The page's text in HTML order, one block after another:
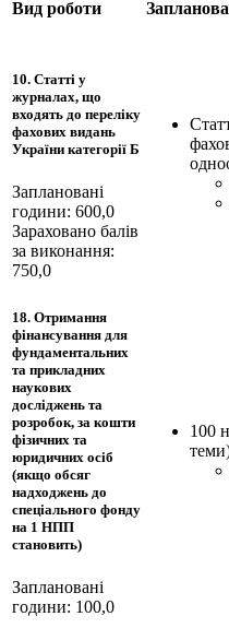
Вид роботи
10. Статті у
журналах, що
входять до переліку
фахових видань
України категорії Б
Заплановані
години: 600,0
Зараховано балів
за виконання:
750,0
18. Отримання
фінансування для
фундаментальних
та прикладних
наукових
досліджень та
розробок, за кошти
фізичних та
юридичних осіб
(якщо обсяг
надходжень до
спеціального фонду
на 1 НПП
становить)
Заплановані
години: 100,0
100